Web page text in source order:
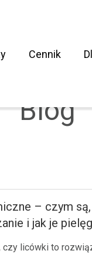
Cennik
Blog
– czym
i jak je
czy licówki to